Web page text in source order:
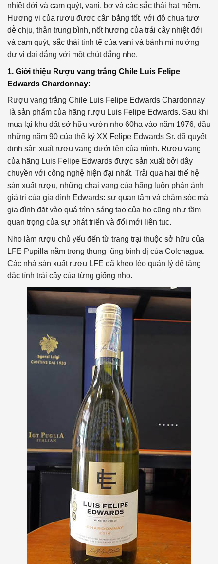
nhiệt đới và cam quýt, vani, bơ và các sắc thái hạt mềm.
Hương vị của rượu được cân bằng tốt, với độ chua tươi
dễ chịu, thân trung bình, nốt hương của trái cây nhiệt đới
và cam quýt, sắc thái tinh tế của vani và bánh mì nướng,
dư vị dai dẳng với một chút đắng nhẹ.
1. Giới thiệu Rượu vang trắng Chile Luis Felipe
Edwards Chardonnay:
Rượu vang trắng Chile Luis Felipe Edwards Chardonnay
là sản phẩm của hãng rượu Luis Felipe Edwards. Sau khi
mua lại khu đất sở hữu vườn nho 60ha vào năm 1976, đầu
những năm 90 của thế kỷ XX Felipe Edwards Sr. đã quyết
định sản xuất rượu vang dưới tên của mình. Rượu vang
của hãng Luis Felipe Edwards được sản xuất bởi dây
chuyền với công nghệ hiện đại nhất. Trải qua hai thế hệ
sản xuất rượu, những chai vang của hãng luôn phản ánh
giá trị của gia đình Edwards: sự quan tâm và chăm sóc mà
gia đình đặt vào quá trình sáng tạo của họ cũng như tầm
quan trọng của sự phát triển và đổi mới liên tục.
Nho làm rượu chủ yếu đến từ trang trại thuộc sở hữu của
LFE Pupilla nằm trong thung lũng bình dị của Colchagua.
Các nhà sản xuất rượu LFE đã khéo léo quản lý để tăng
đặc tính trái cây của từng giống nho.